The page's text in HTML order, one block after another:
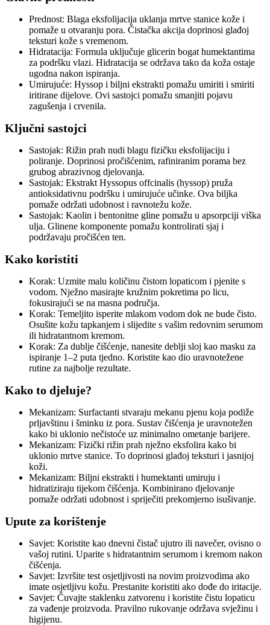
Prednost: Blaga eksfolijacija uklanja mrtve stanice kože i
pomaže u otvaranju pora. Čistačka akcija doprinosi glađoj
teksturi kože s vremenom.
Hidratacija: Formula uključuje glicerin bogat humektantima
za podršku vlazi. Hidratacija se održava tako da koža ostaje
ugodna nakon ispiranja.
Umirujuće: Hyssop i biljni ekstrakti pomažu umiriti i smiriti
iritirane dijelove. Ovi sastojci pomažu smanjiti pojavu
zagušenja i crvenila.
Ključni sastojci
Sastojak: Rižin prah nudi blagu fizičku eksfolijaciju i
poliranje. Doprinosi pročišćenim, rafiniranim porama bez
grubog abrazivnog djelovanja.
Sastojak: Ekstrakt Hyssopus offcinalis (hyssop) pruža
antioksidativnu podršku i umirujuće učinke. Ova biljka
pomaže održati udobnost i ravnotežu kože.
Sastojak: Kaolin i bentonitne gline pomažu u apsorpciji viška
ulja. Glinene komponente pomažu kontrolirati sjaj i
podržavaju pročišćen ten.
Kako koristiti
Korak: Uzmite malu količinu čistom lopaticom i pjenite s
vodom. Nježno masirajte kružnim pokretima po licu,
fokusirajući se na masna područja.
Korak: Temeljito isperite mlakom vodom dok ne bude čisto.
Osušite kožu tapkanjem i slijedite s vašim redovnim serumom
ili hidratantnom kremom.
Korak: Za dublje čišćenje, nanesite deblji sloj kao masku za
ispiranje 1–2 puta tjedno. Koristite kao dio uravnotežene
rutine za najbolje rezultate.
Kako to djeluje?
Mekanizam: Surfactanti stvaraju mekanu pjenu koja podiže
prljavštinu i šminku iz pora. Sustav čišćenja je uravnotežen
kako bi uklonio nečistoće uz minimalno ometanje barijere.
Mekanizam: Fizički rižin prah nježno eksfolira kako bi
uklonio mrtve stanice. To doprinosi glađoj teksturi i jasnijoj
koži.
Mekanizam: Biljni ekstrakti i humektanti umiruju i
hidratiziraju tijekom čišćenja. Kombinirano djelovanje
pomaže održati udobnost i spriječiti prekomjerno isušivanje.
Upute za korištenje
Savjet: Koristite kao dnevni čistač ujutro ili navečer, ovisno o
vašoj rutini. Uparite s hidratantnim serumom i kremom nakon
čišćenja.
Savjet: Izvršite test osjetljivosti na novim proizvodima ako
imate osjetljivu kožu. Prestanite koristiti ako dođe do iritacije.
Savjet: Čuvajte staklenku zatvorenu i koristite čistu lopaticu
za vađenje proizvoda. Pravilno rukovanje održava svježinu i
higijenu.